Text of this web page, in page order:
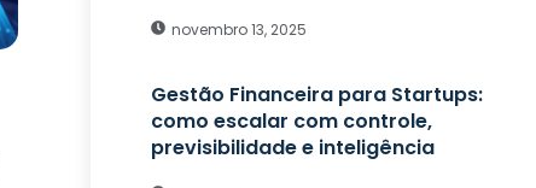
novembro 13, 2025
Gestão Financeira para Startups:
como escalar com controle,
previsibilidade e inteligência